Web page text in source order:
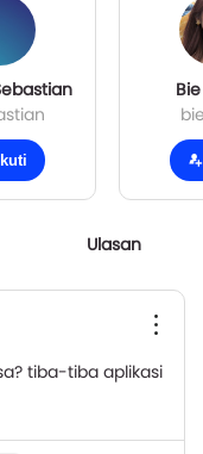
Ikuti
Ulasan
tiba-tiba aplikasi